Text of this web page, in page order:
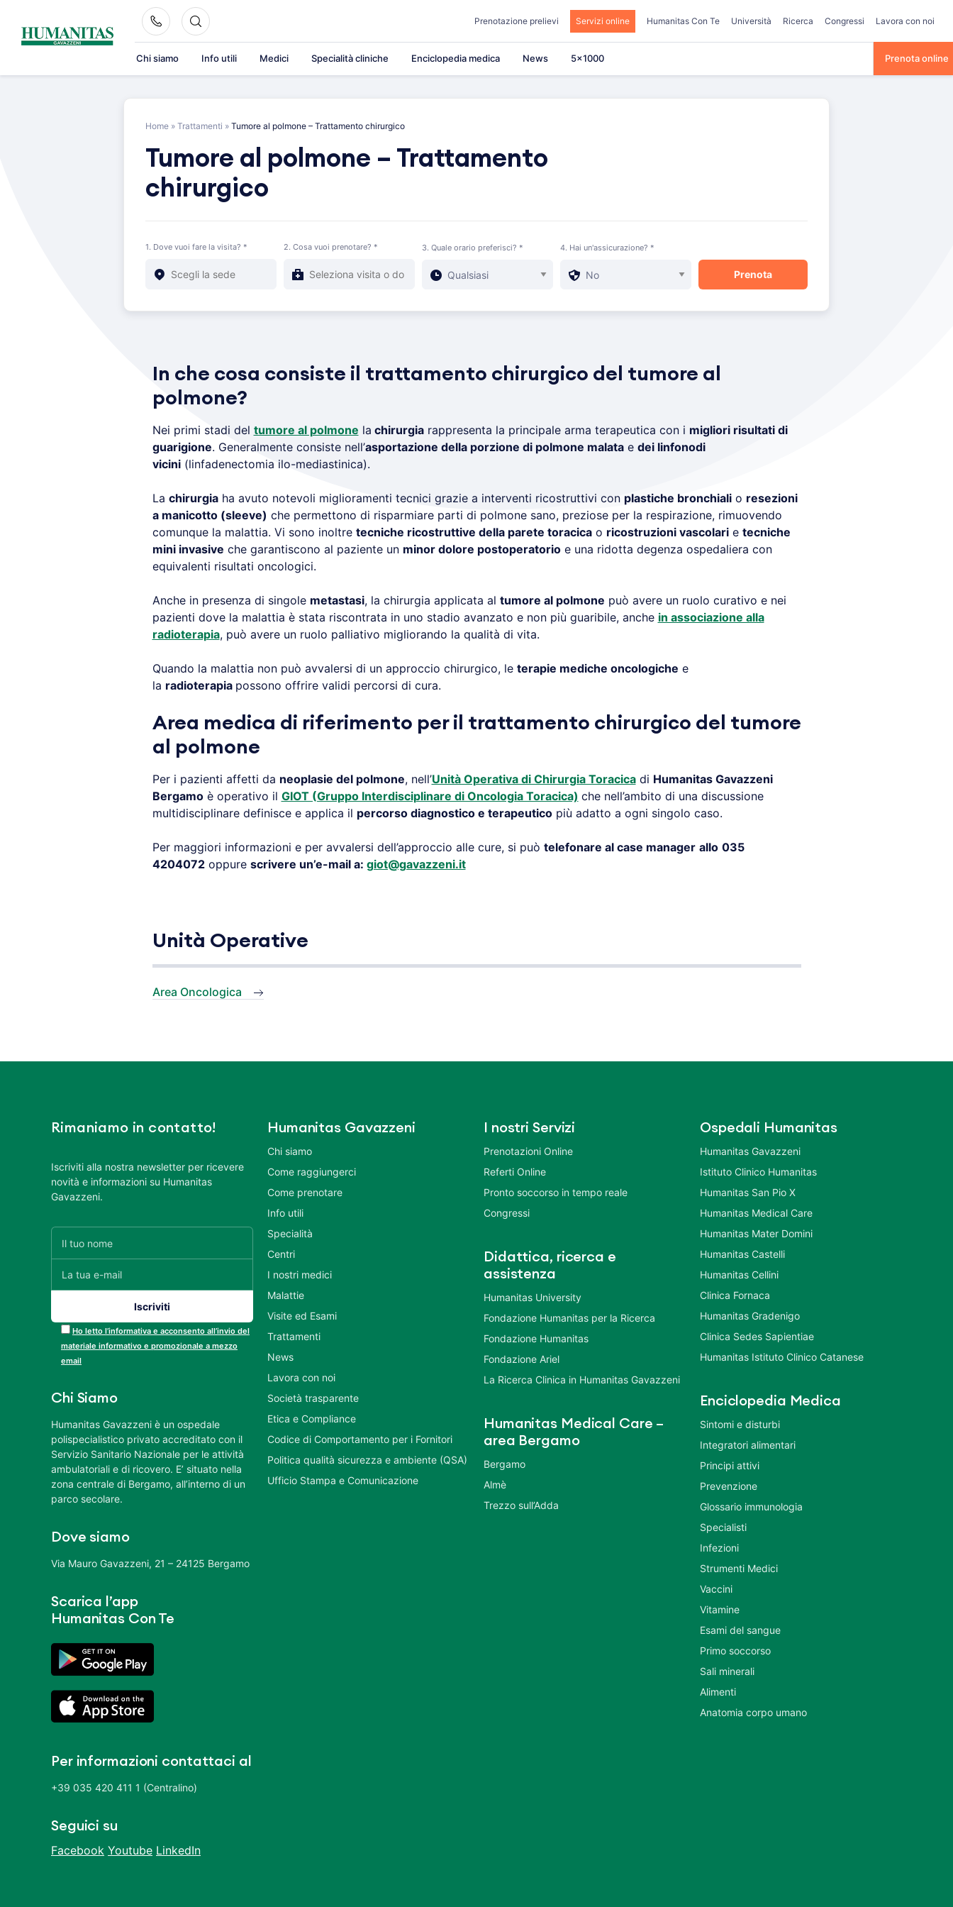
content
Prenotazione prelievi Servizi online Humanitas Con Te Università Ricerca Congressi Lavora con noi
Chi siamo Info utili Medici Specialità cliniche Enciclopedia medica News 5×1000 Prenota online
Home » Trattamenti » Tumore al polmone – Trattamento chirurgico
Tumore al polmone – Trattamento
chirurgico
1. Dove vuoi fare la visita? * 2. Cosa vuoi prenotare? * 3. Quale orario preferisci? * 4. Hai un'assicurazione? *
In che cosa consiste il trattamento chirurgico del tumore al
polmone?
Nei primi stadi del tumore al polmone la chirurgiarappresenta la principale arma terapeutica con i migliori risultati di
guarigione. Generalmente consiste nell’asportazione della porzione di polmone malatae dei linfonodi
vicini(linfadenectomia ilo-mediastinica).
La chirurgiaha avuto notevoli miglioramenti tecnici grazie a interventi ricostruttivi con plastiche bronchialio resezioni
a manicotto (sleeve) che permettono di risparmiare parti di polmone sano, preziose per la respirazione, rimuovendo
comunque la malattia. Vi sono inoltre tecniche ricostruttive della parete toracicao ricostruzioni vascolarie tecniche
mini invasive che garantiscono al paziente un minor dolore postoperatorioe una ridotta degenza ospedaliera con
equivalenti risultati oncologici.
Anche in presenza di singole metastasi, la chirurgia applicata al tumore al polmone può avere un ruolo curativo e nei
pazienti dove la malattia è stata riscontrata in uno stadio avanzato e non più guaribile, anche in associazione alla
radioterapia, può avere un ruolo palliativo migliorando la qualità di vita.
Quando la malattia non può avvalersi di un approccio chirurgico, le terapie mediche oncologiche e
la radioterapia possono offrire validi percorsi di cura.
Area medica di riferimento per il trattamento chirurgico del tumore
al polmone
Per i pazienti affetti da neoplasie del polmone, nell’Unità Operativa di Chirurgia Toracicadi Humanitas Gavazzeni
Bergamoè operativo il GIOT (Gruppo Interdisciplinare di Oncologia Toracica) che nell’ambito di una discussione
multidisciplinare definisce e applica il percorso diagnostico e terapeuticopiù adatto a ogni singolo caso.
Per maggiori informazioni e per avvalersi dell’approccio alle cure, si può telefonare al case manager allo 035
4204072oppure scrivere un’e-mail a: giot@gavazzeni.it
Unità Operative
Area Oncologica
Rimaniamo in contatto!
Iscriviti alla nostra newsletter per ricevere
novità e informazioni su Humanitas
Gavazzeni.
Ho letto l’informativa e acconsento all’invio del
materiale informativo e promozionale a mezzo
email
Chi Siamo
Humanitas Gavazzeni è un ospedale
polispecialistico privato accreditato con il
Servizio Sanitario Nazionale per le attività
ambulatoriali e di ricovero. E’ situato nella
zona centrale di Bergamo, all’interno di un
parco secolare.
Dove siamo
Via Mauro Gavazzeni, 21 – 24125 Bergamo
Scarica l’app
Humanitas Con Te
Per informazioni contattaci al
+39 035 420 411 1 (Centralino)
Seguici su
Facebook Youtube LinkedIn
Humanitas Gavazzeni
Chi siamo
Come raggiungerci
Come prenotare
Info utili
Specialità
Centri
I nostri medici
Malattie
Visite ed Esami
Trattamenti
News
Lavora con noi
Società trasparente
Etica e Compliance
Codice di Comportamento per i Fornitori
Politica qualità sicurezza e ambiente (QSA)
Ufficio Stampa e Comunicazione
I nostri Servizi
Prenotazioni Online
Referti Online
Pronto soccorso in tempo reale
Congressi
Didattica, ricerca e
assistenza
Humanitas University
Fondazione Humanitas per la Ricerca
Fondazione Humanitas
Fondazione Ariel
La Ricerca Clinica in Humanitas Gavazzeni
Humanitas Medical Care –
area Bergamo
Bergamo
Almè
Trezzo sull’Adda
Ospedali Humanitas
Humanitas Gavazzeni
Istituto Clinico Humanitas
Humanitas San Pio X
Humanitas Medical Care
Humanitas Mater Domini
Humanitas Castelli
Humanitas Cellini
Clinica Fornaca
Humanitas Gradenigo
Clinica Sedes Sapientiae
Humanitas Istituto Clinico Catanese
Enciclopedia Medica
Sintomi e disturbi
Integratori alimentari
Principi attivi
Prevenzione
Glossario immunologia
Specialisti
Infezioni
Strumenti Medici
Vaccini
Vitamine
Esami del sangue
Primo soccorso
Sali minerali
Alimenti
Anatomia corpo umano